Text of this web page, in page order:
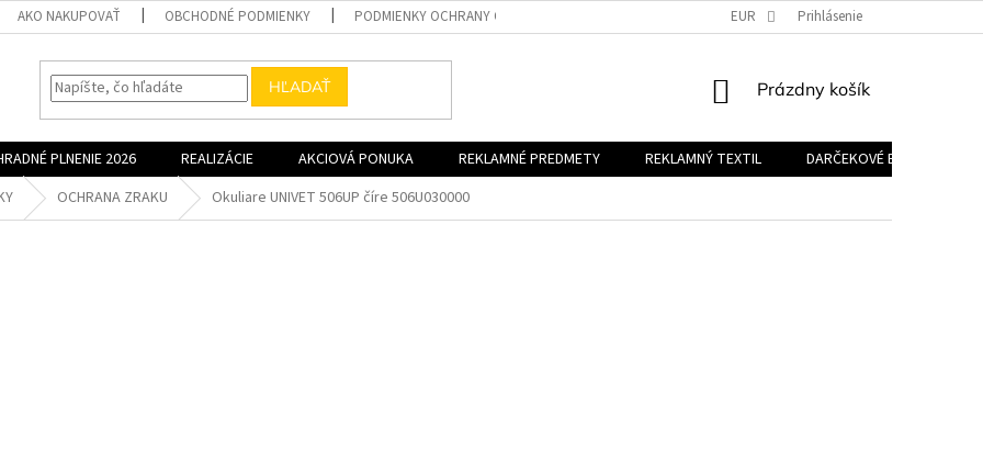
AKO NAKUPOVAŤ OBCHODNÉ PODMIENKY PODMIENKY OCHRANY OSOBNÝCH ÚDAJOV EUR Prihlásenie
HĽADAŤ
NÁKUPNÝ
Prázdny košík
PLNENIE 2026 REALIZÁCIE AKCIOVÁ PONUKA REKLAMNÉ PREDMETY REKLAMNÝ TEXTIL
DARČEKOVÉ BALÍČKY
OCHRANA ZRAKU Okuliare UNIVET 506UP číre 506U030000